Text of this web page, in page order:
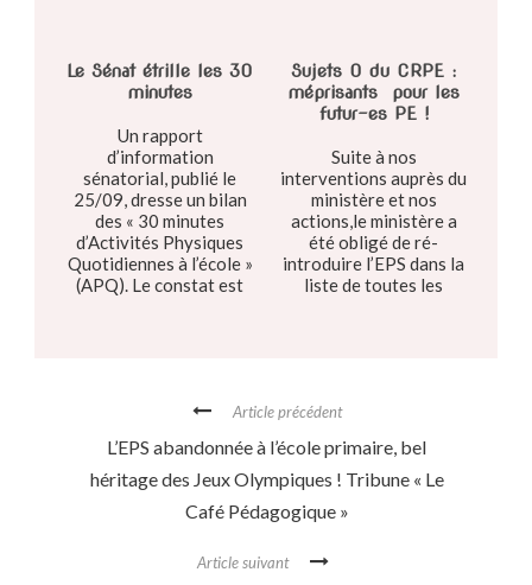
Le Sénat étrille les 30
minutes
Un rapport
d’information
sénatorial, publié le
25/09, dresse un bilan
des « 30 minutes
d’Activités Physiques
Quotidiennes à l’école »
(APQ). Le constat est
Sujets O du CRPE :
méprisants pour les
futur-es PE !
Suite à nos
interventions auprès du
ministère et nos
actions,le ministère a
été obligé de ré-
introduire l’EPS dans la
liste de toutes les
Article précédent
L’EPS abandonnée à l’école primaire, bel
héritage des Jeux Olympiques ! Tribune « Le
Café Pédagogique »
Article suivant